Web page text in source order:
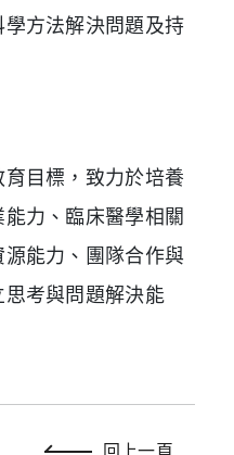
方法解決問題及持
目標，致力於培養
力、臨床醫學相關
能力、團隊合作與
考與問題解決能
回上一頁